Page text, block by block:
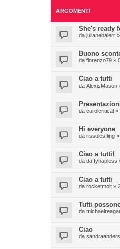
ARGOMENTI
She's ready
da julianebaierr
Buono
da fiorenzo79 »
Ciao a tutti
da AlexisMason
da carolcritical »
Hi everyone
da rissolesfling
Ciao a tutti!
da daffyhapless
Ciao a tutti
da rocketmolt »
Tutti
da
Ciao
da